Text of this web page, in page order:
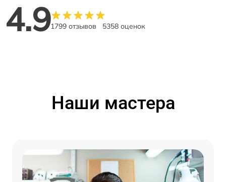
4.91799 отзывов 5358 оценок
Наши мастера